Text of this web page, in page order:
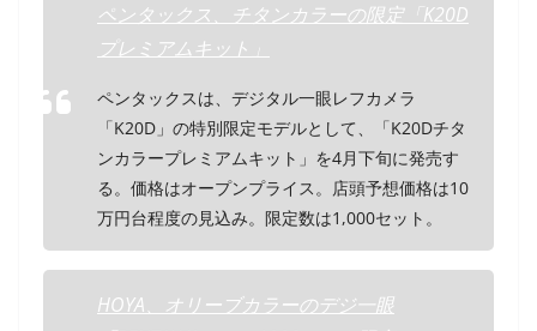
ペンタックス、チタンカラーの限定「K20D
プレミアムキット」
ペンタックスは、デジタル一眼レフカメラ
「K20D」の特別限定モデルとして、「K20Dチタ
ンカラープレミアムキット」を4月下旬に発売す
る。価格はオープンプライス。店頭予想価格は10
万円台程度の見込み。限定数は1,000セット。
HOYA、オリーブカラーのデジ一眼